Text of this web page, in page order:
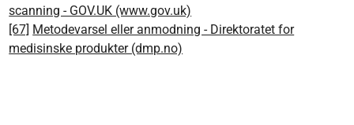
scanning - GOV.UK (www.gov.uk)
[67] Metodevarsel eller anmodning - Direktoratet for
medisinske produkter (dmp.no)